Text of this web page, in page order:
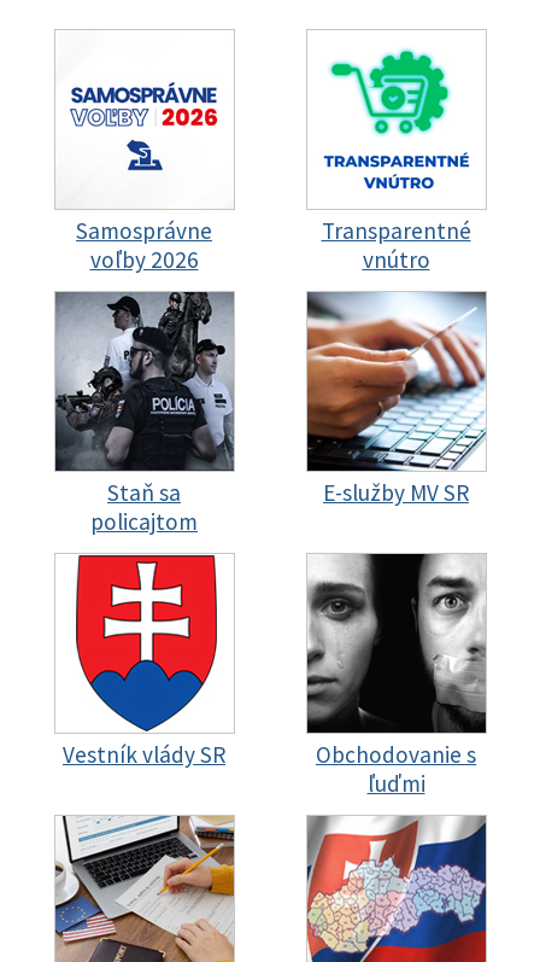
Samosprávne
voľby 2026
Transparentné
vnútro
Staň sa
policajtom
E-služby MV SR
Vestník vlády SR
Obchodovanie s
ľuďmi